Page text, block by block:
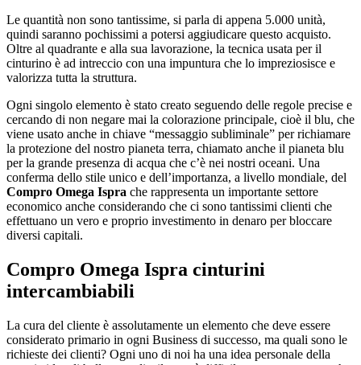
Le quantità non sono tantissime, si parla di appena 5.000 unità,
quindi saranno pochissimi a potersi aggiudicare questo acquisto.
Oltre al quadrante e alla sua lavorazione, la tecnica usata per il
cinturino è ad intreccio con una impuntura che lo impreziosisce e
valorizza tutta la struttura.
Ogni singolo elemento è stato creato seguendo delle regole precise e
cercando di non negare mai la colorazione principale, cioè il blu, che
viene usato anche in chiave “messaggio subliminale” per richiamare
la protezione del nostro pianeta terra, chiamato anche il pianeta blu
per la grande presenza di acqua che c’è nei nostri oceani. Una
conferma dello stile unico e dell’importanza, a livello mondiale, del
Compro Omega Ispra che rappresenta un importante settore
economico anche considerando che ci sono tantissimi clienti che
effettuano un vero e proprio investimento in denaro per bloccare
diversi capitali.
Compro Omega Ispra cinturini
intercambiabili
La cura del cliente è assolutamente un elemento che deve essere
considerato primario in ogni Business di successo, ma quali sono le
richieste dei clienti? Ogni uno di noi ha una idea personale della